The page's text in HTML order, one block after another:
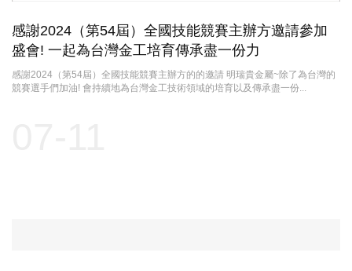
感謝2024（第54屆）全國技能競賽主辦方邀請參加
盛會! 一起為台灣金工培育傳承盡一份力
感謝2024（第54屆）全國技能競賽主辦方的的邀請 明瑞貴金屬~除了為台灣的
競賽選手們加油! 會持續地為台灣金工技術領域的培育以及傳承盡一份...